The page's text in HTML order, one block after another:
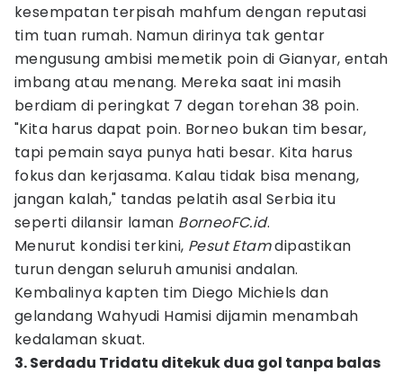
kesempatan terpisah mahfum dengan reputasi
tim tuan rumah. Namun dirinya tak gentar
mengusung ambisi memetik poin di Gianyar, entah
imbang atau menang. Mereka saat ini masih
berdiam di peringkat 7 degan torehan 38 poin.
"Kita harus dapat poin. Borneo bukan tim besar,
tapi pemain saya punya hati besar. Kita harus
fokus dan kerjasama. Kalau tidak bisa menang,
jangan kalah," tandas pelatih asal Serbia itu
seperti dilansir laman BorneoFC.id.
Menurut kondisi terkini, Pesut Etamdipastikan
turun dengan seluruh amunisi andalan.
Kembalinya kapten tim Diego Michiels dan
gelandang Wahyudi Hamisi dijamin menambah
kedalaman skuat.
3. Serdadu Tridatu ditekuk dua gol tanpa balas